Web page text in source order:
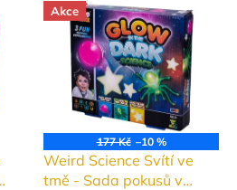
Akce
177 Kč –10 %
Weird Science Svítí ve
tmě - Sada pokusů v